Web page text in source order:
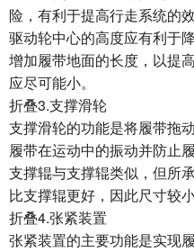
险，有利于提高行走系统的
驱动轮中心的高度应有利于
增加履带地面的长度，以提
应尽可能小。
折叠3.支撑滑轮
支撑滑轮的功能是将履带拖
履带在运动中的振动并防止
支撑辊与支撑辊类似，但所
比支撑辊更好，因此尺寸较
折叠4.张紧装置
张紧装置的主要功能是实现